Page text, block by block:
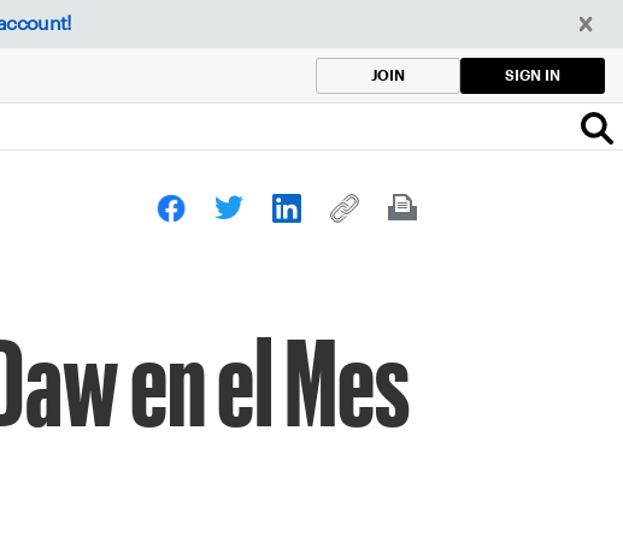
JOIN SIGN IN
en el Mes